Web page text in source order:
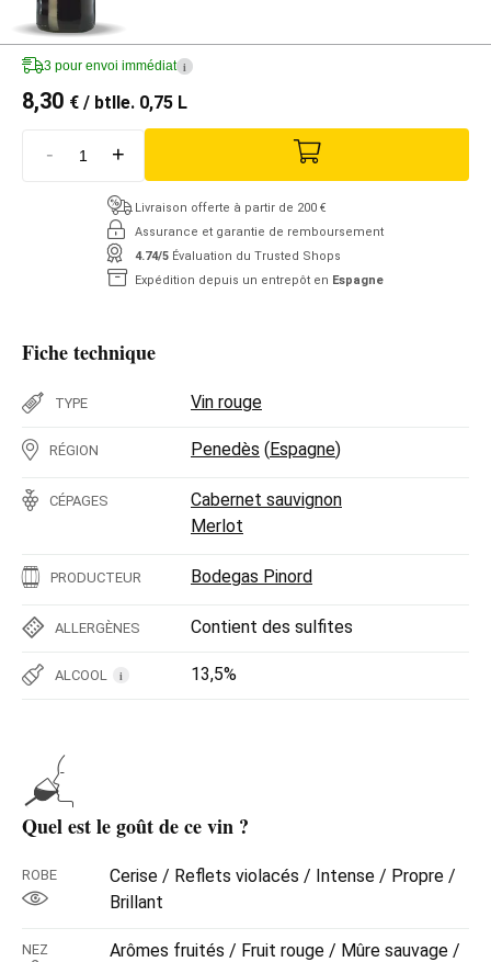
3 pour envoi immédiat i
8,30 € / btlle. 0,75 L
- +
Livraison offerte à partir de 200 €
Assurance et garantie de remboursement
4.74/5 Évaluation du Trusted Shops
Expédition depuis un entrepôt en Espagne
Fiche technique
TYPE Vin rouge
RÉGION Penedès (Espagne)
CÉPAGES
Cabernet sauvignon
Merlot
PRODUCTEUR Bodegas Pinord
ALLERGÈNES Contient des sulfites
ALCOOL i 13,5%
Quel est le goût de ce vin ?
ROBE
Cerise / Reflets violacés / Intense / Propre /
Brillant
NEZ
Arômes fruités / Fruit rouge / Mûre sauvage /